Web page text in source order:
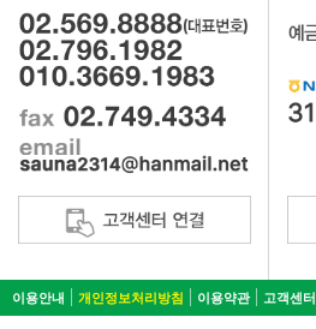
이용안내 개인정보처리방침 이용약관 고객센터